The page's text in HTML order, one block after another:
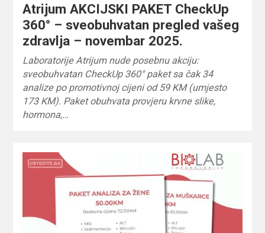
Atrijum AKCIJSKI PAKET CheckUp
360° – sveobuhvatan pregled vašeg
zdravlja – novembar 2025.
Laboratorije Atrijum nude posebnu akciju:
sveobuhvatan CheckUp 360° paket sa čak 34
analize po promotivnoj cijeni od 59 KM (umjesto
173 KM). Paket obuhvata provjeru krvne slike,
hormona,…